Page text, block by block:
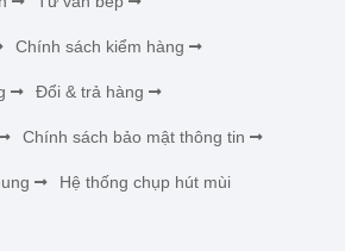
Chính sách kiểm hàng
Đổi & trả hàng
Chính sách bảo mật thông tin
Hệ thống chụp hút mùi